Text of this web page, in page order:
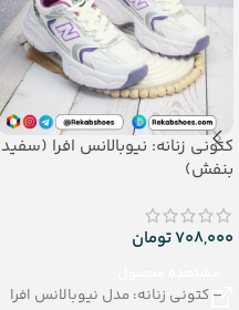
کتونی زنانه: نیوبالانس افرا (سفید
بنفش)
708,000تومان
– کتونی زنانه: مدل نیوبالانس افرا